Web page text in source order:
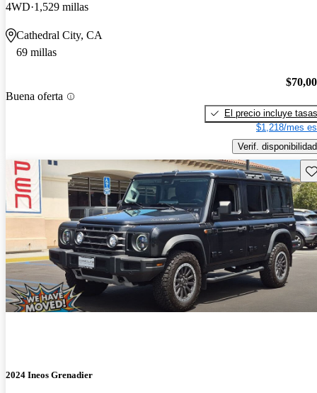
4WD 1,529 millas
Cathedral City, CA
69 millas
Buena oferta
El precio incluye tasas
$1,218/mes
Verif. disponibilidad
2024 Ineos Grenadier